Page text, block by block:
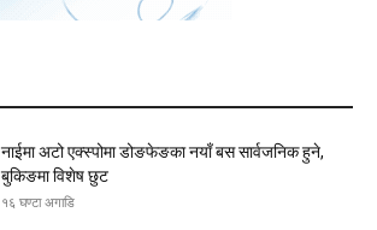
नाईमा अटो एक्स्पोमा डोङफेङका नयाँ बस सार्वजनिक हुने,
बुकिङमा विशेष छुट
१६ घण्टा अगाडि